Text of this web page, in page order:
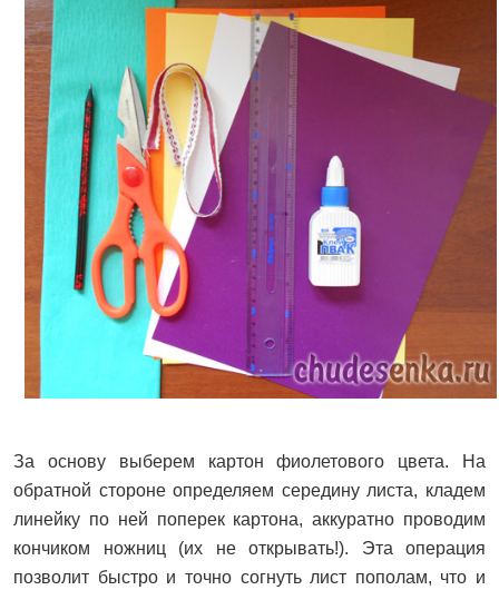
За основу выберем картон фиолетового цвета. На
обратной стороне определяем середину листа, кладем
линейку по ней поперек картона, аккуратно проводим
кончиком ножниц (их не открывать!). Эта операция
позволит быстро и точно согнуть лист пополам, что и